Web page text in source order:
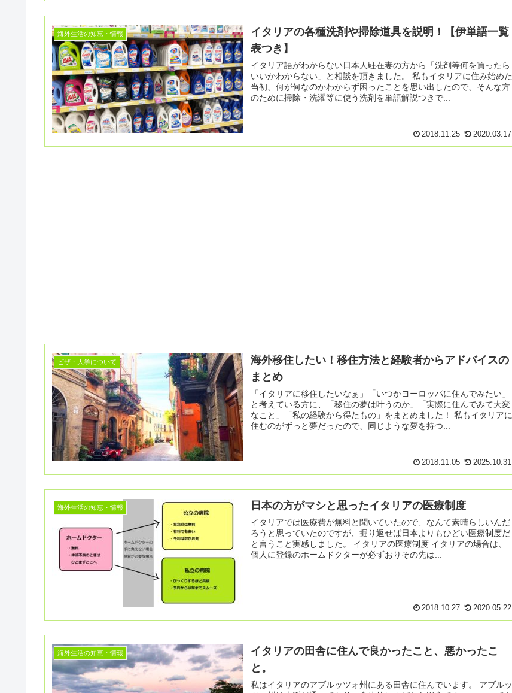
海外生活の知恵・情報
イタリアの各種洗剤や掃除道具を説明！【伊単語一覧
表つき】
イタリア語がわからない日本人駐在妻の方から「洗剤等何を買ったら
いいかわからない」と相談を頂きました。 私もイタリアに住み始めた
当初、何が何なのかわからず困ったことを思い出したので、そんな方
のために掃除・洗濯等に使う洗剤を単語解説つきで...
2018.11.25 2020.03.17
ビザ・大学について
海外移住したい！移住方法と経験者からアドバイスの
まとめ
「イタリアに移住したいなぁ」「いつかヨーロッパに住んでみたい」
と考えている方に、「移住の夢は叶うのか」「実際に住んでみて大変
なこと」「私の経験から得たもの」をまとめました！ 私もイタリアに
住むのがずっと夢だったので、同じような夢を持つ...
2018.11.05 2025.10.31
海外生活の知恵・情報 日本の方がマシと思ったイタリアの医療制度
イタリアでは医療費が無料と聞いていたので、なんて素晴らしいんだ
ろうと思っていたのですが、掘り返せば日本よりもひどい医療制度だ
と言うこと実感しました。 イタリアの医療制度 イタリアの場合は、
個人に登録のホームドクターが必ずおりその先は...
2018.10.27 2020.05.22
海外生活の知恵・情報
イタリアの田舎に住んで良かったこと、悪かったこ
と。
私はイタリアのアブルッツォ州にある田舎に住んでいます。 アブルッ